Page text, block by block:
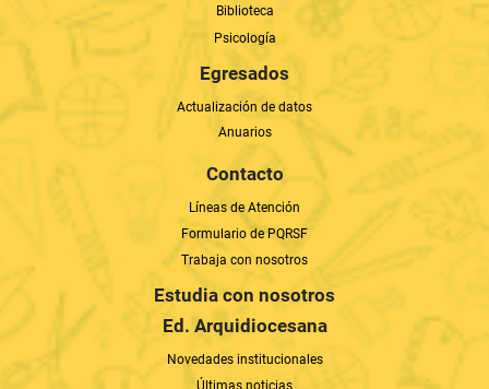
Biblioteca
Psicología
Egresados
Actualización de datos
Anuarios
Contacto
Líneas de Atención
Formulario de PQRSF
Trabaja con nosotros
Estudia con nosotros
Ed. Arquidiocesana
Novedades institucionales
Últimas noticias